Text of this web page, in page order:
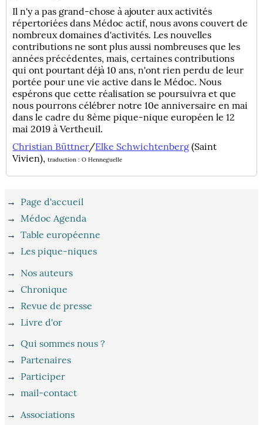
Il n'y a pas grand-chose à ajouter aux activités
répertoriées dans Médoc actif, nous avons couvert de
nombreux domaines d'activités. Les nouvelles
contributions ne sont plus aussi nombreuses que les
années précédentes, mais, certaines contributions
qui ont pourtant déjà 10 ans, n'ont rien perdu de leur
portée pour une vie active dans le Médoc. Nous
espérons que cette réalisation se poursuivra et que
nous pourrons célébrer notre 10e anniversaire en mai
dans le cadre du 8ème pique-nique européen le 12
mai 2019 à Vertheuil.
Christian Büttner/Elke Schwichtenberg (Saint
Vivien),traduction : O Henneguelle
→ Page d'accueil
→Médoc Agenda
→Table européenne
→ Les pique-niques
→ Nos auteurs
→Chronique
→ Revue de presse
→ Livre d'or
→Qui sommes nous ?
→ Partenaires
→ Participer
→mail-contact
→ Associations